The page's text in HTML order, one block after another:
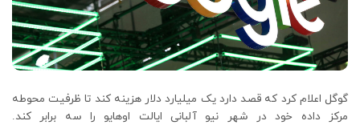
گوگل اعلام کرد که قصد دارد یک میلیارد دلار هزینه کند تا ظرفیت محوطه
مرکز داده خود در شهر نیو آلبانی ایالت اوهایو را سه برابر کند.